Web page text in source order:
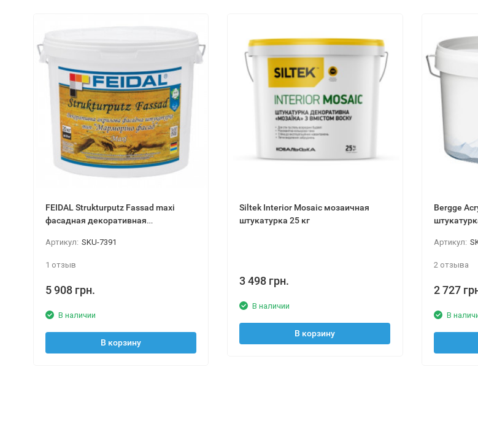
FEIDAL Strukturputz Fassad maxi
фасадная декоративная
Артикул: SKU-7391
1 отзыв
5 908 грн.
В наличии
В корзину
Siltek Interior Mosaic мозаичная
штукатурка 25 кг
3 498 грн.
В наличии
В корзину
Bergge
Артикул:
2 отзыва
2 727
В